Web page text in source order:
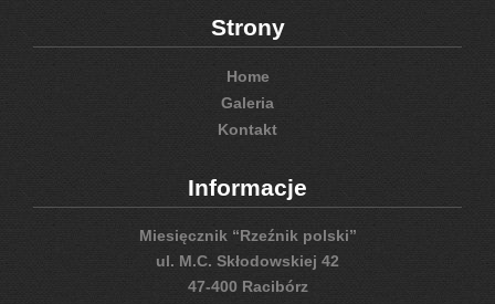
Strony
Home
Galeria
Kontakt
Informacje
Miesięcznik “Rzeźnik polski”
ul. M.C. Skłodowskiej 42
47-400 Racibórz